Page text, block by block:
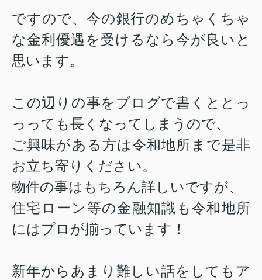
ですので、今の銀行のめちゃくちゃ
な金利優遇を受けるなら今が良いと
思います。
この辺りの事をブログで書くととっ
っっても長くなってしまうので、
ご興味がある方は令和地所まで是非
お立ち寄りください。
物件の事はもちろん詳しいですが、
住宅ローン等の金融知識も令和地所
にはプロが揃っています！
新年からあまり難しい話をしてもア